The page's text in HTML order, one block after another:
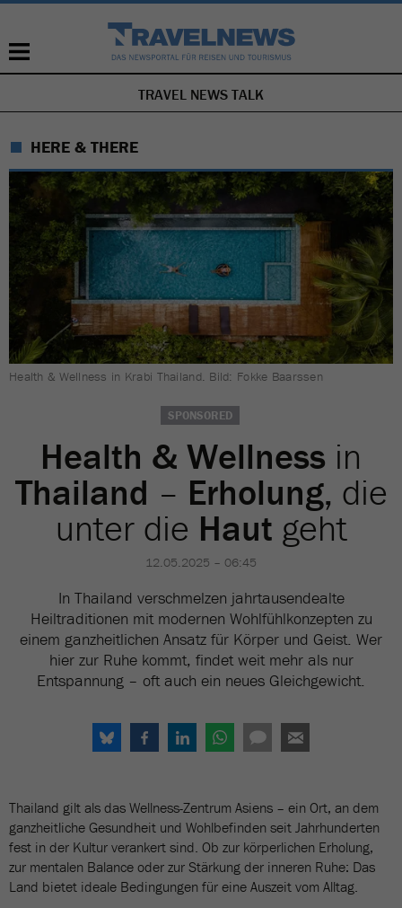
NAVIGATION
ÜBERSPRINGEN
TRAVEL NEWS TALK
HERE & THERE
Health & Wellness in Krabi Thailand. Bild: Fokke Baarssen
SPONSORED
Health & Wellness in
Thailand – Erholung, die
unter die Haut geht
12.05.2025 – 06:45
In Thailand verschmelzen jahrtausendealte
Heiltraditionen mit modernen Wohlfühlkonzepten zu
einem ganzheitlichen Ansatz für Körper und Geist. Wer
hier zur Ruhe kommt, findet weit mehr als nur
Entspannung – oft auch ein neues Gleichgewicht.
Thailand gilt als das Wellness-Zentrum Asiens – ein Ort, an dem
ganzheitliche Gesundheit und Wohlbefinden seit Jahrhunderten
fest in der Kultur verankert sind. Ob zur körperlichen Erholung,
zur mentalen Balance oder zur Stärkung der inneren Ruhe: Das
Land bietet ideale Bedingungen für eine Auszeit vom Alltag.